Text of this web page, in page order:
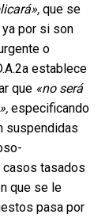
que se
por si son
o
establece
que «no será
especificando
suspendidas
tasados
que se le
pasa por